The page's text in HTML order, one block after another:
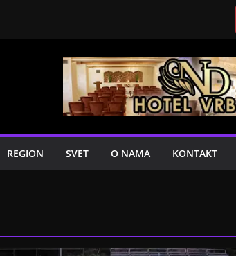
REGION SVET O NAMA KONTAKT